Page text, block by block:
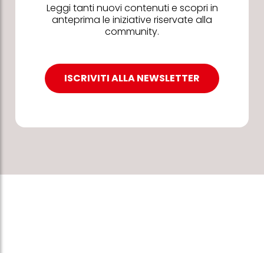
Leggi tanti nuovi contenuti e scopri in
anteprima le iniziative riservate alla
community.
ISCRIVITI ALLA NEWSLETTER